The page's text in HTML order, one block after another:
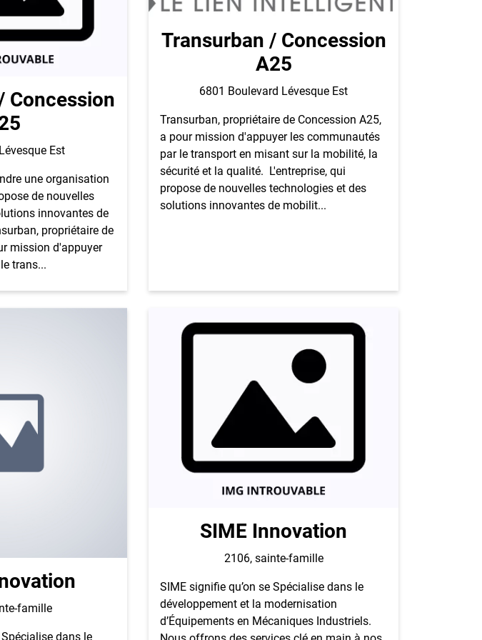
Concession
Est
une organisation
de nouvelles
innovantes de
propriétaire de
mission d'appuyer
trans...
Transurban / Concession
A25
6801 Boulevard Lévesque Est
Transurban, propriétaire de Concession A25,
a pour mission d'appuyer les communautés
par le transport en misant sur la mobilité, la
sécurité et la qualité. L'entreprise, qui
propose de nouvelles technologies et des
solutions innovantes de mobilit...
famille
dans le
SIME Innovation
2106, sainte-famille
SIME signifie qu’on se Spécialise dans le
développement et la modernisation
d’Équipements en Mécaniques Industriels.